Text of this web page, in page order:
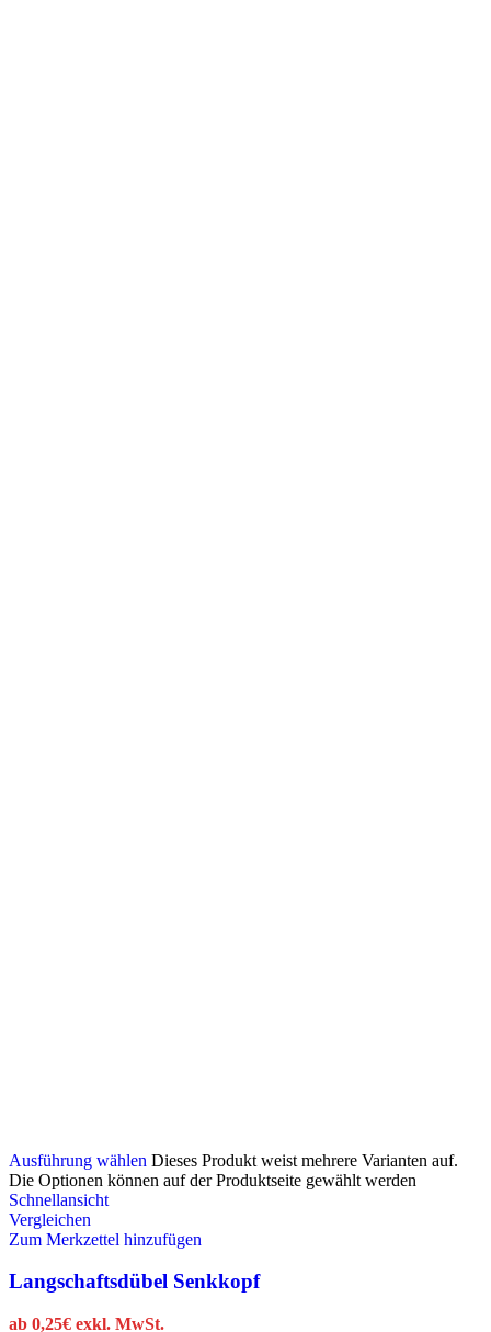
Ausführung wählen Dieses Produkt weist mehrere Varianten auf.
Die Optionen können auf der Produktseite gewählt werden
Schnellansicht
Vergleichen
Zum Merkzettel hinzufügen
Langschaftsdübel Senkkopf
ab 0,25€ exkl. MwSt.